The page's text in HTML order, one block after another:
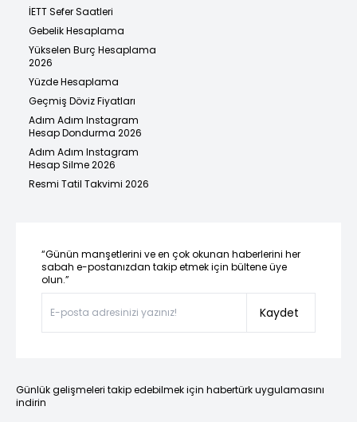
İETT Sefer Saatleri
Gebelik Hesaplama
Yükselen Burç Hesaplama
2026
Yüzde Hesaplama
Geçmiş Döviz Fiyatları
Adım Adım Instagram
Hesap Dondurma 2026
Adım Adım Instagram
Hesap Silme 2026
Resmi Tatil Takvimi 2026
“Günün manşetlerini ve en çok okunan haberlerini her
sabah e-postanızdan takip etmek için bültene üye
olun.”
Kaydet
Günlük gelişmeleri takip edebilmek için habertürk uygulamasını
indirin